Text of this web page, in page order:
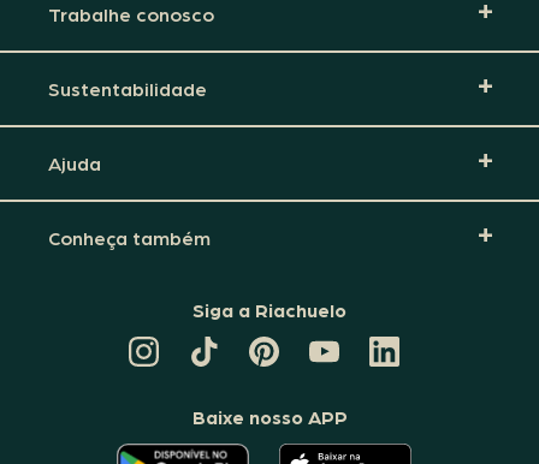
Trabalhe conosco
Sustentabilidade
Ajuda
Conheça também
Siga a Riachuelo
TIKTOK
DA
PINTEREST
DA
CANAL
DA
RIACHUELO
LINKEDIN
DA
Baixe nosso APP
O O